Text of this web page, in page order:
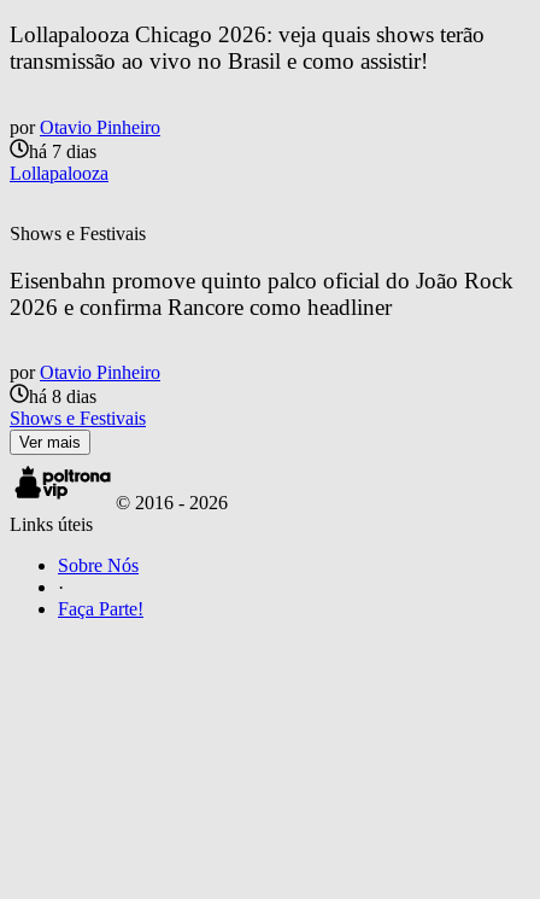
Lollapalooza Chicago 2026: veja quais shows terão
transmissão ao vivo no Brasil e como assistir!
por Otavio Pinheiro
há 7 dias
Lollapalooza
Shows e Festivais
Eisenbahn promove quinto palco oficial do João Rock
2026 e confirma Rancore como headliner
por Otavio Pinheiro
há 8 dias
Shows e Festivais
Ver mais
© 2016 - 2026
Links úteis
Sobre Nós
·
Faça Parte!